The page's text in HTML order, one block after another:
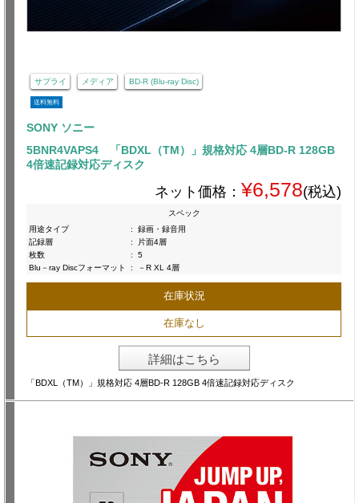
サプライ メディア BD-R (Blu-ray Disc)
送料無料
SONY ソニー
5BNR4VAPS4 「BDXL（TM）」規格対応 4層BD-R 128GB
4倍速記録対応ディスク
ネット価格： ¥6,578(税込)
スペック
用途タイプ
:
録画・録音用
記録層
:
片面4層
枚数
:
5
Blu－ray Discフォーマット
: －R XL 4層
在庫状況
在庫なし
詳細はこちら
「BDXL（TM）」規格対応 4層BD-R 128GB 4倍速記録対応ディスク